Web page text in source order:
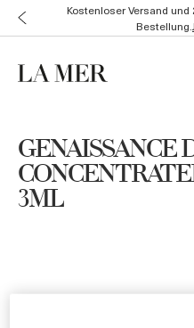
Kostenloser Versand
Bestellung.
GENAISSANCE
3ML